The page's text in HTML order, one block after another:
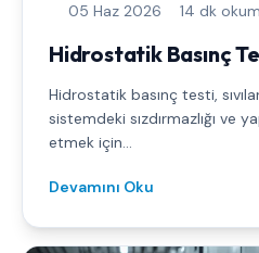
05 Haz 2026 14 dk
Hidrostatik Basınç
Hidrostatik basınç testi,
sistemdeki sızdırmazlığı ve
etmek için...
Devamını Oku